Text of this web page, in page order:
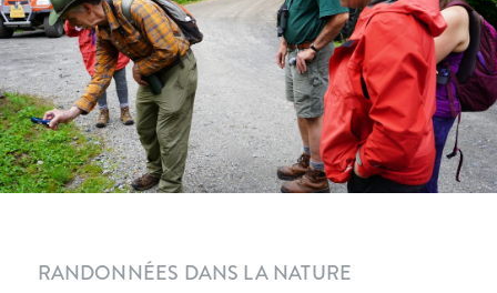
RANDONNÉES DANS LA NATURE